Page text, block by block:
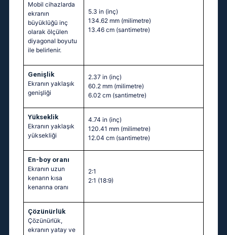
Mobil cihazlarda
ekranın
büyüklüğü inç
olarak ölçülen
diyagonal boyutu
ile belirlenir.
5.3 in (inç)
134.62 mm (milimetre)
13.46 cm (santimetre)
Genişlik
Ekranın yaklaşık
genişliği
2.37 in (inç)
60.2 mm (milimetre)
6.02 cm (santimetre)
Yükseklik
Ekranın yaklaşık
yüksekliği
4.74 in (inç)
120.41 mm (milimetre)
12.04 cm (santimetre)
En-boy oranı
Ekranın uzun
kenarın kısa
kenarına oranı
2:1
2:1 (18:9)
Çözünürlük
Çözünürlük,
ekranın yatay ve